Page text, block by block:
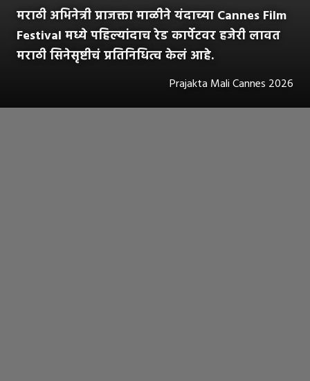
मराठी अभिनेत्री प्राजक्ता माळीने यंदाच्या Cannes Film
Festival मध्ये पहिल्यांदाच रेड कार्पेटवर हजेरी लावत
मराठी सिनेसृष्टीचं प्रतिनिधित्व केलं आहे.
Prajakta Mali Cannes 2026